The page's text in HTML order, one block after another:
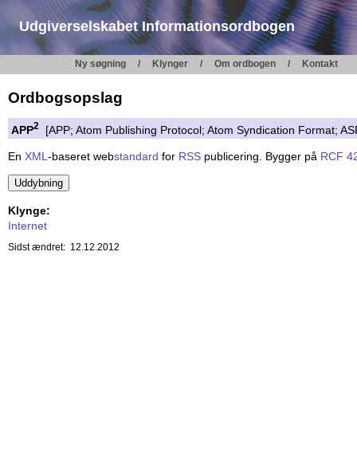
Udgiverselskabet Informationsordbogen
Ny søgning Klynger Om ordbogen Kontakt
Ordbogsopslag
APP2 [APP; Atom Publishing Protocol; Atom Syndication Format;
En XML-baseret webstandard for RSS publicering. Bygger på RCF
Klynge:
Internet
Sidst ændret: 12.12.2012